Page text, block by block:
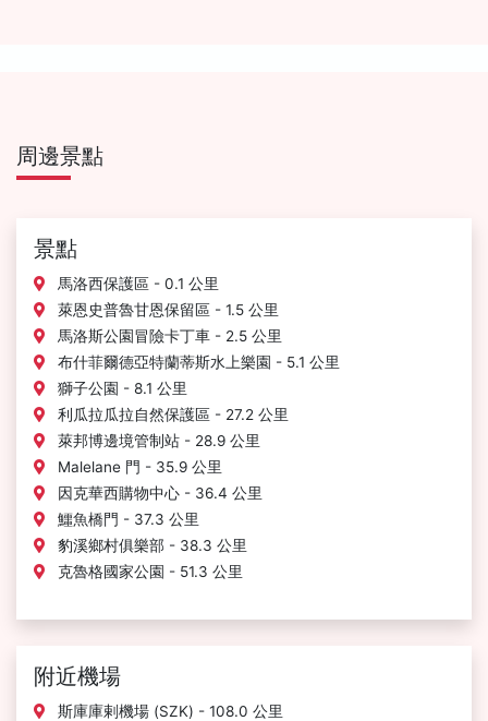
周邊景點
景點
馬洛西保護區 - 0.1 公里
萊恩史普魯甘恩保留區 - 1.5 公里
馬洛斯公園冒險卡丁車 - 2.5 公里
布什菲爾德亞特蘭蒂斯水上樂園 - 5.1 公里
獅子公園 - 8.1 公里
利瓜拉瓜拉自然保護區 - 27.2 公里
萊邦博邊境管制站 - 28.9 公里
Malelane 門 - 35.9 公里
因克華西購物中心 - 36.4 公里
鱷魚橋門 - 37.3 公里
豹溪鄉村俱樂部 - 38.3 公里
克魯格國家公園 - 51.3 公里
附近機場
斯庫庫剌機場 (SZK) - 108.0 公里